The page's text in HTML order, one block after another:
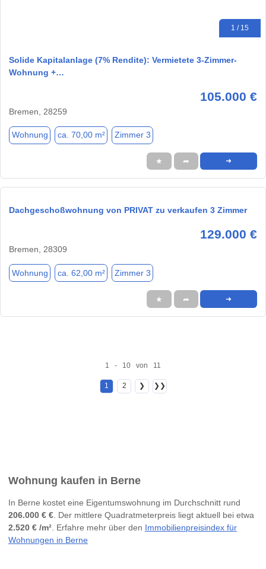
1 / 15
Solide Kapitalanlage (7% Rendite): Vermietete 3-Zimmer-
Wohnung +…
105.000 €
Bremen, 28259
Wohnung ca. 70,00 m² Zimmer 3
★ ➦ ➜
Dachgeschoßwohnung von PRIVAT zu verkaufen 3 Zimmer
129.000 €
Bremen, 28309
Wohnung ca. 62,00 m² Zimmer 3
★ ➦ ➜
1 - 10 von 11
1 2 ❯ ❯❯
Wohnung kaufen in Berne
In Berne kostet eine Eigentumswohnung im Durchschnitt rund
206.000 € €. Der mittlere Quadratmeterpreis liegt aktuell bei etwa
2.520 € /m². Erfahre mehr über den Immobilienpreisindex für
Wohnungen in Berne